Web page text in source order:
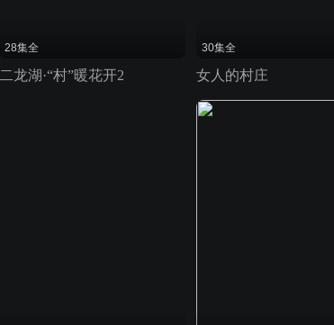
28集全
二龙湖·“村”暖花开2
30集全
女人的村庄